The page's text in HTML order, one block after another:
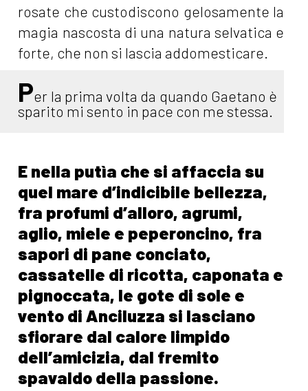
rosate che custodiscono gelosamente la
magia nascosta di una natura selvatica e
forte, che non si lascia addomesticare.
Per la prima volta da quando Gaetano è
sparito mi sento in pace con me stessa.
E nella putìa che si affaccia su
quel mare d’indicibile bellezza,
fra profumi d’alloro, agrumi,
aglio, miele e peperoncino, fra
sapori di pane conciato,
cassatelle di ricotta, caponata e
pignoccata, le gote di sole e
vento di Anciluzza si lasciano
sfiorare dal calore limpido
dell’amicizia, dal fremito
spavaldo della passione.